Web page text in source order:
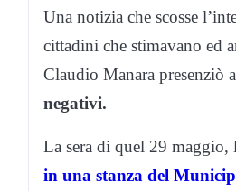
Una notizia che scosse
cittadini che stimavano ed
Claudio Manara presenziò a
negativi.
La sera di quel 29
in una stanza del